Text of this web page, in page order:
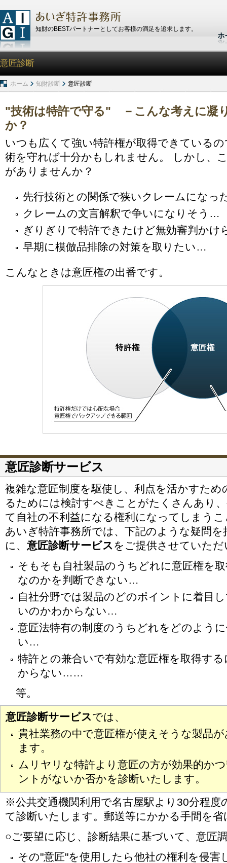
知財のBESTパートナーとしてお客様の満足を追求します。
意匠診断
ホーム 知財診断 意匠診断
"技術は特許で守る" －こんな考えに凝
か？
いつも広くて強い特許権が取得できている
術を守れば十分かもしれません。 しかし、
がありませんか？
先行技術との関係で狭いクレームになっ
クレームの文言解釈で争いになりそう…
ぎりぎりで特許できたけど無効審判か
早期に模倣品排除の対策を取りたい…
こんなときは意匠権の出番です。
意匠診断サービス
複雑な意匠制度を駆使し、利点を活かすため
るためには検討すべきことがたくさんあり
て自社の不利益になる権利になってしまう
あいぎ特許事務所では、下記のような疑問
に、 意匠診断サービス をご提供させていた
そもそも自社製品のうちどれに意匠権を
なのかを判断できない…
自社分野では製品のどのポイントに着目
いのかわからない…
意匠法特有の制度のうちどれをどのよう
い…
特許との兼合いで有効な意匠権を取得す
からない……
等。
意匠診断サービスでは、
貴社業務の中で意匠権が使えそうな製品
ます。
ムリヤリな特許より意匠の方が効果的か
ントがないか否かを診断いたします。
※公共交通機関利用で名古屋駅より30分程度
て診断いたします。郵送等にかかる手間を省
○ご要望に応じ、診断結果に基づいて、意匠
その"意匠"を使用したら他社の権利を侵害